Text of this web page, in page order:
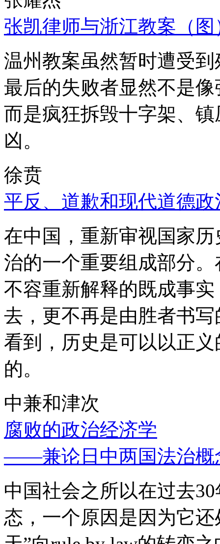
张凯律师与浙江教案（图
温州教案虽然暂时遭受
最后的失败者显然不是
而是疯狂拆毁十字架、
凶。
徐贲
平反、道歉和现代道德政
在中国，重新审视国家
治的一个重要组成部分
不容重新解释的既成事
去，更不再是由胜者书
看到，历史是可以以正
的。
中兼和津次
腐败的政治经济学
——兼论日中两国法治概
中国社会之所以在过去
态，一个原因是因为它